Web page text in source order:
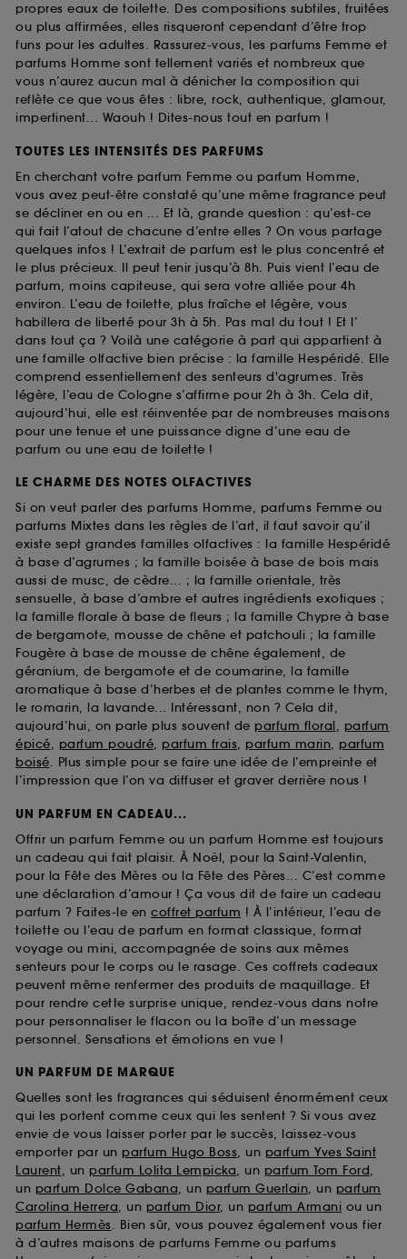
propres eaux de toilette. Des compositions subtiles, fruitées
ou plus affirmées, elles risqueront cependant d’être trop
funs pour les adultes. Rassurez-vous, les parfums Femme et
parfums Homme sont tellement variés et nombreux que
vous n’aurez aucun mal à dénicher la composition qui
reflète ce que vous êtes : libre, rock, authentique, glamour,
impertinent... Waouh ! Dites-nous tout en parfum !
TOUTES LES INTENSITÉS DES PARFUMS
En cherchant votre parfum Femme ou parfum Homme,
vous avez peut-être constaté qu’une même fragrance peut
se décliner en ou en ... Et là, grande question : qu’est-ce
qui fait l’atout de chacune d’entre elles ? On vous partage
quelques infos ! L’extrait de parfum est le plus concentré et
le plus précieux. Il peut tenir jusqu’à 8h. Puis vient l’eau de
parfum, moins capiteuse, qui sera votre alliée pour 4h
environ. L’eau de toilette, plus fraîche et légère, vous
habillera de liberté pour 3h à 5h. Pas mal du tout ! Et l’
dans tout ça ? Voilà une catégorie à part qui appartient à
une famille olfactive bien précise : la famille Hespéridé. Elle
comprend essentiellement des senteurs d'agrumes. Très
légère, l’eau de Cologne s’affirme pour 2h à 3h. Cela dit,
aujourd’hui, elle est réinventée par de nombreuses maisons
pour une tenue et une puissance digne d’une eau de
parfum ou une eau de toilette !
LE CHARME DES NOTES OLFACTIVES
Si on veut parler des parfums Homme, parfums Femme ou
parfums Mixtes dans les règles de l’art, il faut savoir qu’il
existe sept grandes familles olfactives : la famille Hespéridé
à base d’agrumes ; la famille boisée à base de bois mais
aussi de musc, de cèdre... ; la famille orientale, très
sensuelle, à base d’ambre et autres ingrédients exotiques ;
la famille florale à base de fleurs ; la famille Chypre à base
de bergamote, mousse de chêne et patchouli ; la famille
Fougère à base de mousse de chêne également, de
géranium, de bergamote et de coumarine, la famille
aromatique à base d’herbes et de plantes comme le thym,
le romarin, la lavande... Intéressant, non ? Cela dit,
aujourd’hui, on parle plus souvent de parfum floral, parfum
épicé, parfum poudré, parfum frais, parfum marin, parfum
boisé. Plus simple pour se faire une idée de l’empreinte et
l’impression que l’on va diffuser et graver derrière nous !
UN PARFUM EN CADEAU...
Offrir un parfum Femme ou un parfum Homme est toujours
un cadeau qui fait plaisir. À Noël, pour la Saint-Valentin,
pour la Fête des Mères ou la Fête des Pères... C’est comme
une déclaration d’amour ! Ça vous dit de faire un cadeau
parfum ? Faites-le en coffret parfum ! À l’intérieur, l’eau de
toilette ou l’eau de parfum en format classique, format
voyage ou mini, accompagnée de soins aux mêmes
senteurs pour le corps ou le rasage. Ces coffrets cadeaux
peuvent même renfermer des produits de maquillage. Et
pour rendre cette surprise unique, rendez-vous dans notre
pour personnaliser le flacon ou la boîte d’un message
personnel. Sensations et émotions en vue !
UN PARFUM DE MARQUE
Quelles sont les fragrances qui séduisent énormément ceux
qui les portent comme ceux qui les sentent ? Si vous avez
envie de vous laisser porter par le succès, laissez-vous
emporter par un parfum Hugo Boss, un parfum Yves Saint
Laurent, un parfum Lolita Lempicka, un parfum Tom Ford,
un parfum Dolce Gabana, un parfum Guerlain, un parfum
Carolina Herrera, un parfum Dior, un parfum Armani ou un
parfum Hermès. Bien sûr, vous pouvez également vous fier
à d’autres maisons de parfums Femme ou parfums